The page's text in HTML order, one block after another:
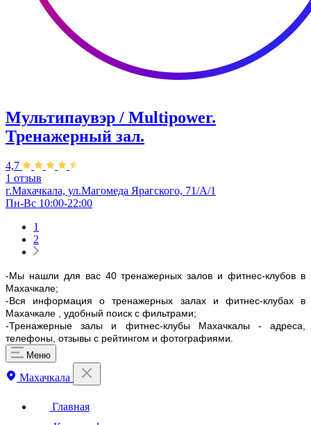
Мультипаувэр / Multipower.
Тренажерный зал.
4,7
1 отзыв
г.Махачкала, ул.Магомеда Ярагского, 71/А/1
Пн-Вс 10:00-22:00
1
2
-Мы нашли для вас 40 тренажерных залов и фитнес-клубов в
Махачкале;
-Вся информация о тренажерных залах и фитнес-клубах в
Махачкале , удобный поиск с фильтрами;
-Тренажерные залы и фитнес-клубы Махачкалы - адреса,
телефоны, отзывы с рейтингом и фотографиями.
Меню
Махачкала
Главная